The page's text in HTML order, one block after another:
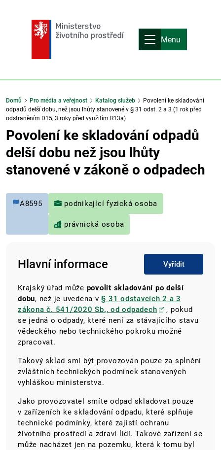
Menu
Domů Pro média a veřejnost Katalog služeb
Povolení ke skladování
odpadů delší dobu, než jsou lhůty stanovené v § 31 odst. 2 a 3 (1 rok před
odstraněním D15, 3 roky před využitím R13a)
Povolení ke skladování odpadů
delší dobu než jsou lhůty
stanovené v zákoně o odpadech
A8595 podnikající fyzická osoba
právnická osoba
Hlavní informace Vyřídit
Krajský úřad může povolit skladování po delší
dobu, než je uvedena v§ 31 odstavcích 2 a 3
zákona č. 541/2020 Sb., od odpadech
, pokud
se jedná o odpady, které není za stávajícího stavu
vědeckého nebo technického pokroku možné
zpracovat.
Takový sklad smí být provozován pouze za splnění
zvláštních technických podmínek stanovených
vyhláškou ministerstva.
Jako provozovatel smíte odpad skladovat pouze
v zařízeních ke skladování odpadu, které splňuje
technické podmínky, které zajistí ochranu
životního prostředí a zdraví lidí. Takové zařízení se
může nacházet jen na pozemku, která k tomu byl